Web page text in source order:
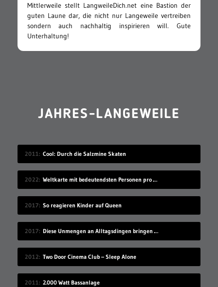
Mittlerweile stellt LangweileDich.net eine Bastion der
guten Laune dar, die nicht nur Langeweile vertreiben
sondern auch nachhaltig inspirieren will. Gute
Unterhaltung!
JAHRES-LANGEWEILE
2011 Cool: Durch die Salzmine Skaten
2022 Weltkarte mit bedeutendsten Personen pro Geburtsort
2017 So reagieren Kinder auf Queen
2017 Diese Unmengen an Alltagsdingen bringen einen um
2012 Two Door Cinema Club – Sleep Alone
2011 2.000 Watt Bassanlage